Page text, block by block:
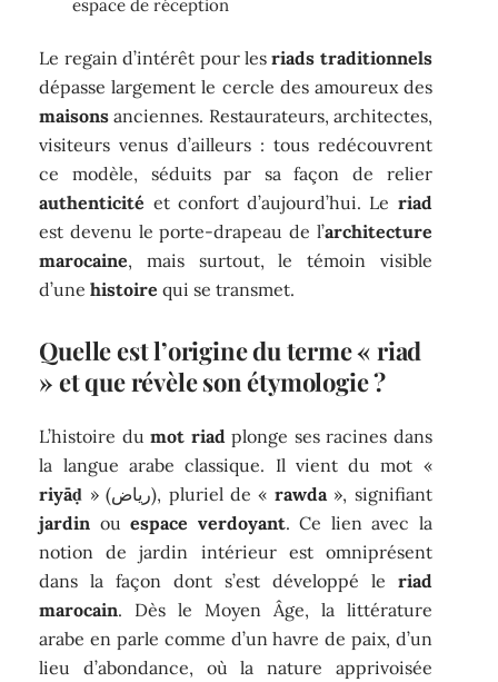
espace de réception
Le regain d’intérêt pour lesriads traditionnels
dépasse largement le cercle des amoureux des
maisons anciennes. Restaurateurs, architectes,
visiteurs venus d’ailleurs : tous redécouvrent
ce modèle, séduits par sa façon de relier
authenticité et confort d’aujourd’hui. Le riad
est devenu le porte-drapeau de l’architecture
marocaine, mais surtout, le témoin visible
d’unehistoire qui se transmet.
Quelle est l’origine du terme « riad
» et que révèle son étymologie ?
L’histoire dumot riadplonge ses racines dans
la langue arabe classique. Il vient du mot «
riyāḍ
» (رياض), pluriel de « rawda», signifiant
jardin ouespace verdoyant. Ce lien avec la
notion de jardin intérieur est omniprésent
dans la façon dont s’est développé le riad
marocain. Dès le Moyen Âge, la littérature
arabe en parle comme d’un havre de paix, d’un
lieu d’abondance, où la nature apprivoisée